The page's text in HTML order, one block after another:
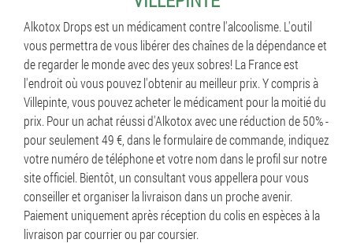
Alkotox Drops est un médicament contre l'alcoolisme. L'outil
vous permettra de vous libérer des chaînes de la dépendance et
de regarder le monde avec des yeux sobres! La France est
l'endroit où vous pouvez l'obtenir au meilleur prix. Y compris à
Villepinte, vous pouvez acheter le médicament pour la moitié du
prix. Pour un achat réussi d'Alkotox avec une réduction de 50% -
pour seulement 49 €, dans le formulaire de commande, indiquez
votre numéro de téléphone et votre nom dans le profil sur notre
site officiel. Bientôt, un consultant vous appellera pour vous
conseiller et organiser la livraison dans un proche avenir.
Paiement uniquement après réception du colis en espèces à la
livraison par courrier ou par coursier.